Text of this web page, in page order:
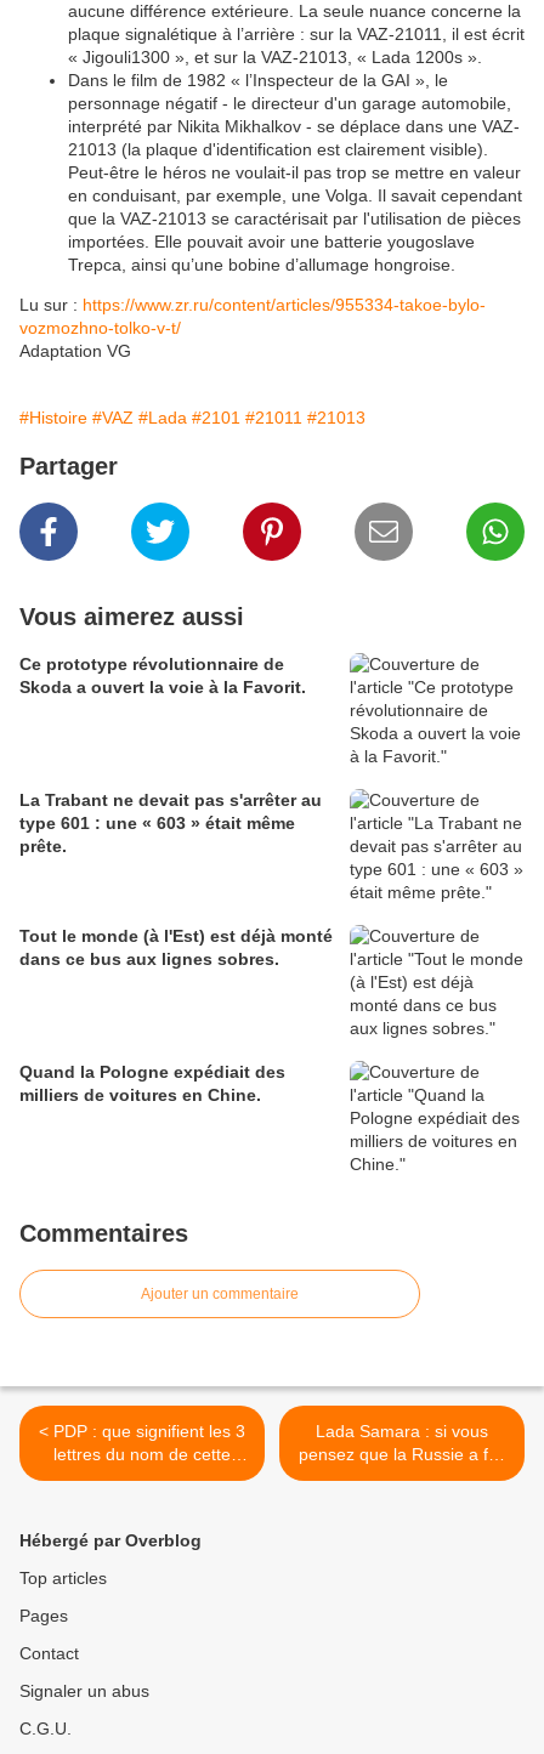
aucune différence extérieure. La seule nuance concerne la
plaque signalétique à l’arrière : sur la VAZ-21011, il est écrit
« Jigouli1300 », et sur la VAZ-21013, « Lada 1200s ».
Dans le film de 1982 « l’Inspecteur de la GAI », le
personnage négatif - le directeur d'un garage automobile,
interprété par Nikita Mikhalkov - se déplace dans une VAZ-
21013 (la plaque d'identification est clairement visible).
Peut-être le héros ne voulait-il pas trop se mettre en valeur
en conduisant, par exemple, une Volga. Il savait cependant
que la VAZ-21013 se caractérisait par l'utilisation de pièces
importées. Elle pouvait avoir une batterie yougoslave
Trepca, ainsi qu’une bobine d’allumage hongroise.
Lu sur : https://www.zr.ru/content/articles/955334-takoe-bylo-
vozmozhno-tolko-v-t/
Adaptation VG
#Histoire #VAZ #Lada #2101 #21011 #21013
Partager
Vous aimerez aussi
Ce prototype révolutionnaire de
Skoda a ouvert la voie à la Favorit.
La Trabant ne devait pas s'arrêter au
type 601 : une « 603 » était même
prête.
Tout le monde (à l'Est) est déjà monté
dans ce bus aux lignes sobres.
Quand la Pologne expédiait des
milliers de voitures en Chine.
Commentaires
Ajouter un commentaire
< PDP : que signifient les 3
lettres du nom de cette
voiture soviétique ?
Lada Samara : si vous
pensez que la Russie a fait
du bon travail en
Hébergé par Overblog
Top articles
Pages
Contact
Signaler un abus
C.G.U.